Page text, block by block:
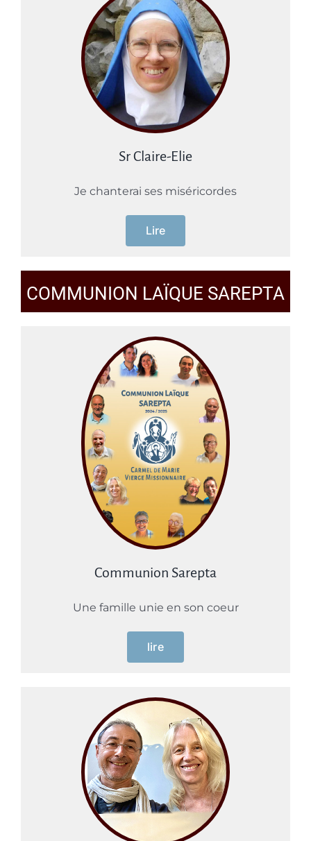
Sr Claire-Elie
Je chanterai ses miséricordes
Lire
COMMUNION LAÏQUE SAREPTA
Communion Sarepta
Une famille unie en son coeur
lire